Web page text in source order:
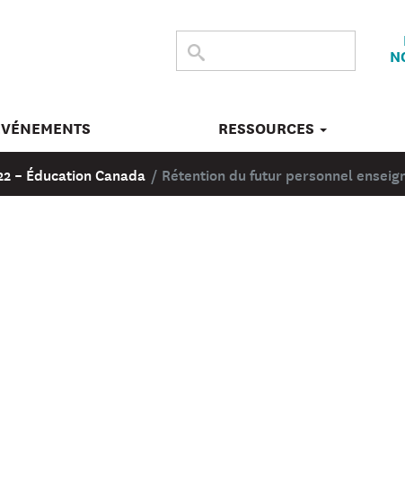
DANS
Submit
search
RESSOURCES
– Éducation Canada / Rétention du futur personnel